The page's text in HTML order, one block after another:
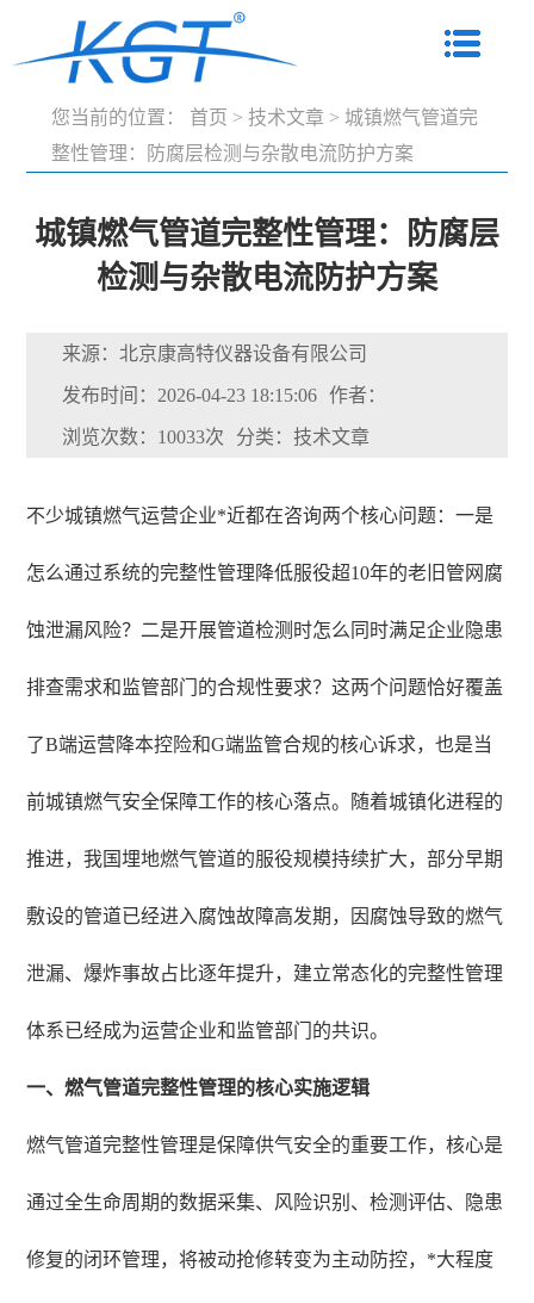
您当前的位置： 首页 > 技术文章 > 城镇燃气管道完
整性管理：防腐层检测与杂散电流防护方案
城镇燃气管道完整性管理：防腐层
检测与杂散电流防护方案
来源：北京康高特仪器设备有限公司
发布时间：2026-04-23 18:15:06 作者：
浏览次数：10033次 分类：技术文章
不少城镇燃气运营企业*近都在咨询两个核心问题：一是
怎么通过系统的完整性管理降低服役超10年的老旧管网腐
蚀泄漏风险？二是开展管道检测时怎么同时满足企业隐患
排查需求和监管部门的合规性要求？这两个问题恰好覆盖
了B端运营降本控险和G端监管合规的核心诉求，也是当
前城镇燃气安全保障工作的核心落点。随着城镇化进程的
推进，我国埋地燃气管道的服役规模持续扩大，部分早期
敷设的管道已经进入腐蚀故障高发期，因腐蚀导致的燃气
泄漏、爆炸事故占比逐年提升，建立常态化的完整性管理
体系已经成为运营企业和监管部门的共识。
一、燃气管道完整性管理的核心实施逻辑
燃气管道完整性管理是保障供气安全的重要工作，核心是
通过全生命周期的数据采集、风险识别、检测评估、隐患
修复的闭环管理，将被动抢修转变为主动防控，*大程度